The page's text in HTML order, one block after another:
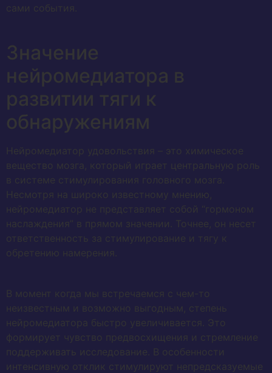
сами события.
Значение
нейромедиатора в
развитии тяги к
обнаружениям
Нейромедиатор удовольствия – это химическое
вещество мозга, который играет центральную роль
в системе стимулирования головного мозга.
Несмотря на широко известному мнению,
нейромедиатор не представляет собой “гормоном
наслаждения” в прямом значении. Точнее, он несет
ответственность за стимулирование и тягу к
обретению намерения.
В момент когда мы встречаемся с чем-то
неизвестным и возможно выгодным, степень
нейромедиатора быстро увеличивается. Это
формирует чувство предвосхищения и стремление
поддерживать исследование. В особенности
интенсивную отклик стимулируют непредсказуемые